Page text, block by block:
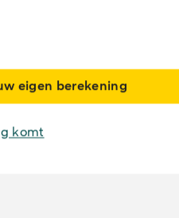
eigen berekening
komt